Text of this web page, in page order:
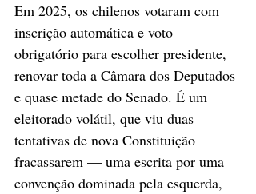
Em 2025, os chilenos votaram com
inscrição automática e voto
obrigatório para escolher presidente,
renovar toda a Câmara dos Deputados
e quase metade do Senado. É um
eleitorado volátil, que viu duas
tentativas de nova Constituição
fracassarem — uma escrita por uma
convenção dominada pela esquerda,